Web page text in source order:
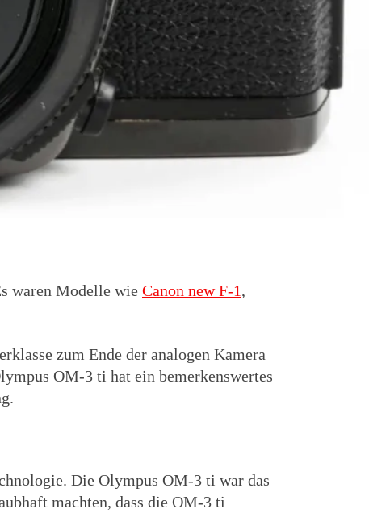
waren Modelle wie Canon new F-1,
zum Ende der analogen Kamera
OM-3 ti hat ein bemerkenswertes
Die Olympus OM-3 ti war das
machten, dass die OM-3 ti